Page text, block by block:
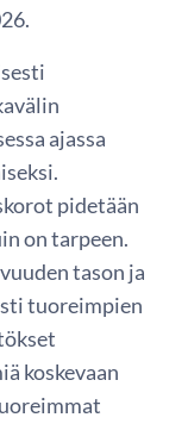
ajassa
pidetään
on tarpeen.
tason ja
tuoreimpien
koskevaan